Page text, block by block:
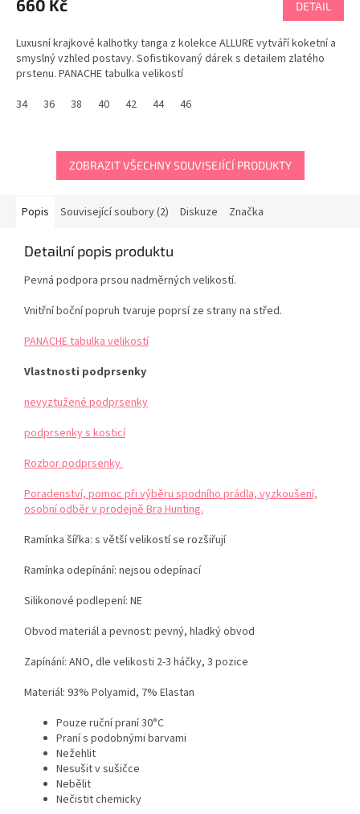
660 Kč DETAIL
Luxusní krajkové kalhotky tanga z kolekce ALLURE vytváří koketní a
smyslný vzhled postavy. Sofistikovaný dárek s detailem zlatého
prstenu. PANACHE tabulka velikostí
34
36 38 40 42 44 46
ZOBRAZIT VŠECHNY SOUVISEJÍCÍ PRODUKTY
Popis Související soubory (2) Diskuze Značka
Detailní popis produktu
Pevná podpora prsou nadměrných velikostí.
Vnitřní boční popruh tvaruje poprsí ze strany na střed.
PANACHE tabulka velikostí
Vlastnosti podprsenky
nevyztužené podprsenky
podprsenky s kosticí
Rozbor podprsenky
Poradenství, pomoc při výběru spodního prádla, vyzkoušení,
osobní odběr v prodejně Bra Hunting.
Ramínka šířka: s větší velikostí se rozšiřují
Ramínka odepínání: nejsou odepínací
Silikonové podlepení: NE
Obvod materiál a pevnost: pevný, hladký obvod
Zapínání: ANO, dle velikosti 2-3 háčky, 3 pozice
Materiál: 93% Polyamid, 7% Elastan
Pouze ruční praní 30°C
Praní s podobnými barvami
Nežehlit
Nesušit v sušičce
Nebělit
Nečistit chemicky